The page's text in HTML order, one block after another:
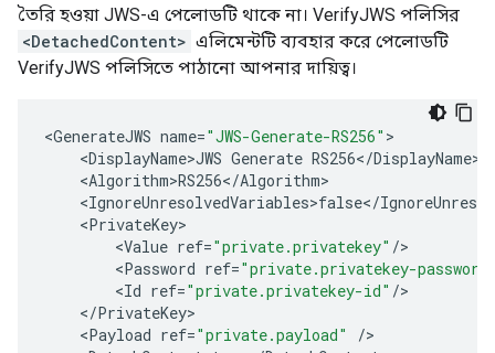
তৈরি হওয়া JWS-এ পেলোডটি থাকে না। VerifyJWS পলিসির
<DetachedContent> এলিমেন্টটি ব্যবহার করে পেলোডটি
VerifyJWS পলিসিতে পাঠানো আপনার দায়িত্ব।
<GenerateJWS name="JWS-Generate-RS256"
<DisplayName>JWS Generate RS256</DisplayName
<Algorithm>RS256</Algorithm
<IgnoreUnresolvedVariables>false</
<PrivateKey
<Value ref="private.privatekey" /
<Password ref="private.privatekey-
<Id ref="private.privatekey-id" /
</PrivateKey
<Payload ref="private.payload" /